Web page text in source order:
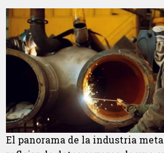
El panorama de la industria